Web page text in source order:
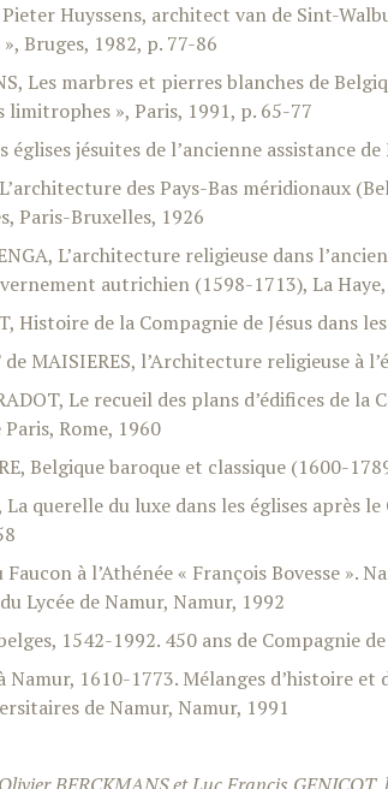
Pieter Huyssens, architect van de Sint-
Bruges, 1982, p. 77-86
Les marbres et pierres blanches de
limitrophes », Paris, 1991, p. 65-77
églises jésuites de l’ancienne assistance
des Pays-Bas méridionaux
Paris-Bruxelles, 1926
L’architecture religieuse dans
autrichien (1598-1713), La
Histoire de la Compagnie de Jésus dans
MAISIERES, l’Architecture religieuse à
Le recueil des plans d’édifices de
Rome, 1960
Belgique baroque et classique (1600-
La querelle du luxe dans les églises après
Faucon à l’Athénée « François Bovesse ».
Lycée de Namur, Namur, 1992
1542-1992. 450 ans de Compagnie
Namur, 1610-1773. Mélanges d’histoire
de Namur, Namur, 1991